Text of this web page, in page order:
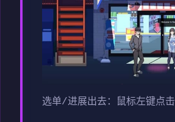
选单/进展出去：鼠标左键点击